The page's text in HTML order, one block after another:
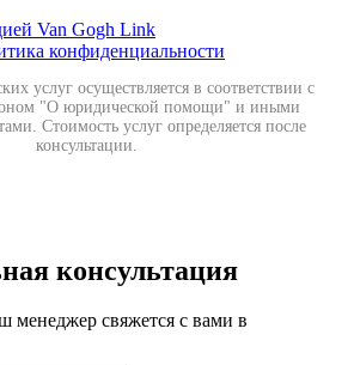
Van Gogh Link
конфиденциальности
услуг осуществляется в соответствии с
"О юридической помощи" и иными
Стоимость услуг определяется после
консультации.
консультация
менеджер свяжется с вами в